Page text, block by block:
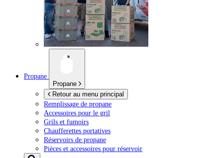
Propane
Propane
Retour au menu principal
Remplissage de propane
Accessoires pour le gril
Grils et fumoirs
Chaufferettes portatives
Réservoirs de propane
Pièces et accessoires pour réservoir